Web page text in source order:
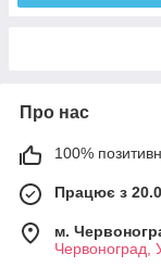
Про нас
100%
Працює з
м.
Червоноград,